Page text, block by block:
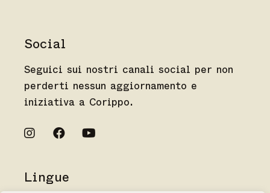
Social
Seguici sui nostri canali social per non
perderti nessun aggiornamento e
iniziativa a Corippo.
Lingue